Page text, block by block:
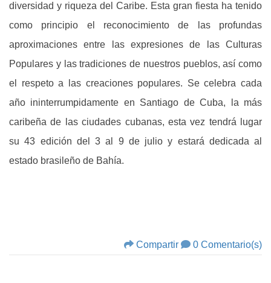
diversidad y riqueza del Caribe. Esta gran fiesta ha tenido
como principio el reconocimiento de las profundas
aproximaciones entre las expresiones de las Culturas
Populares y las tradiciones de nuestros pueblos, así como
el respeto a las creaciones populares. Se celebra cada
año ininterrumpidamente en Santiago de Cuba, la más
caribeña de las ciudades cubanas, esta vez tendrá lugar
su 43 edición del 3 al 9 de julio y estará dedicada al
estado brasileño de Bahía.
Compartir 0 Comentario(s)